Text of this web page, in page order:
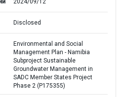
2024/09/12
Disclosed
Environmental and Social
Management Plan - Namibia
Subproject Sustainable
Groundwater Management in
SADC Member States Project
Phase 2 (P175355)